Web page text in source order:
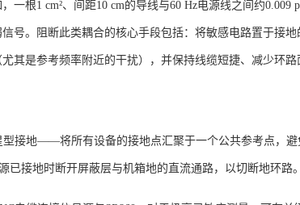
一根1 cm²、间距10 cm的导线与60 Hz电源线之间约0.009
号。阻断此类耦合的核心手段包括：将敏感电路置于接地
其是参考频率附近的干扰），并保持线缆短捷、减少环路
型接地——将所有设备的接地点汇聚于一个公共参考点，避
已接地时断开屏蔽层与机箱地的直流通路，以切断地环路。